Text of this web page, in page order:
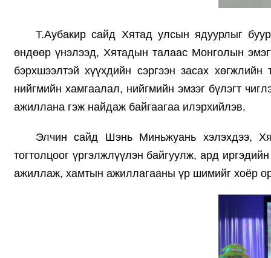
Т.Аубакир сайд Хятад улсын ядуурлыг
өндөөр үнэлээд, Хятадын талаас Монголын
бэрхшээлтэй хүүхдийн сэргээн засах
нийгмийн хамгаалал, нийгмийн эмзэг бүлэгт
ажиллана гэж найдаж байгаагаа илэрхийлэв.
Элчин сайд Шэнь Миньжуань хэлэхдээ,
тогтолцоог үргэлжлүүлэн байгуулж, ард
ажиллаж, хамтын ажиллагааны үр шимийг хоёр